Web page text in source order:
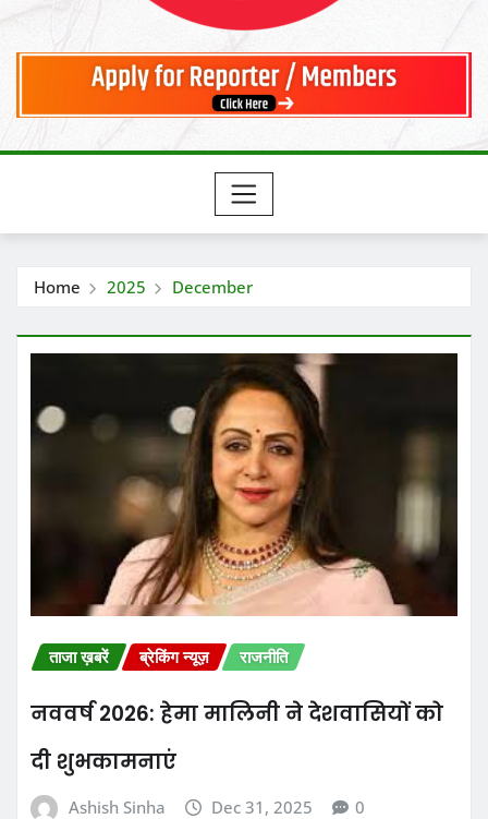
Home 2025 December
ताजा ख़बरें ब्रेकिंग न्यूज़ राजनीति
नववर्ष 2026: हेमा मालिनी ने देशवासियों को
दी शुभकामनाएं
Ashish Sinha Dec 31, 2025 0